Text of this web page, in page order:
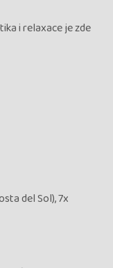
i relaxace je zde
del Sol), 7x